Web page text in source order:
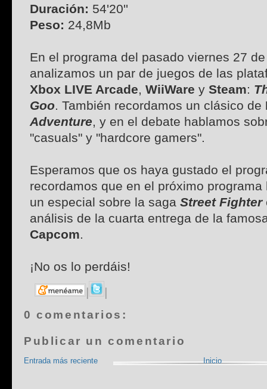
Duración: 54'20''
Peso: 24,8Mb
En el programa del pasado viernes 27
analizamos un par de juegos de las
Xbox LIVE Arcade, WiiWare y Steam:
Goo. También recordamos un clásico de
Adventure, y en el debate hablamos
"casuals" y "hardcore gamers".
Esperamos que os haya gustado el
recordamos que en el próximo
un especial sobre la saga Street Fighter
análisis de la cuarta entrega de la
Capcom.
¡No os lo perdáis!
|
|
0 comentarios:
Publicar un comentario
Entrada más reciente Inicio